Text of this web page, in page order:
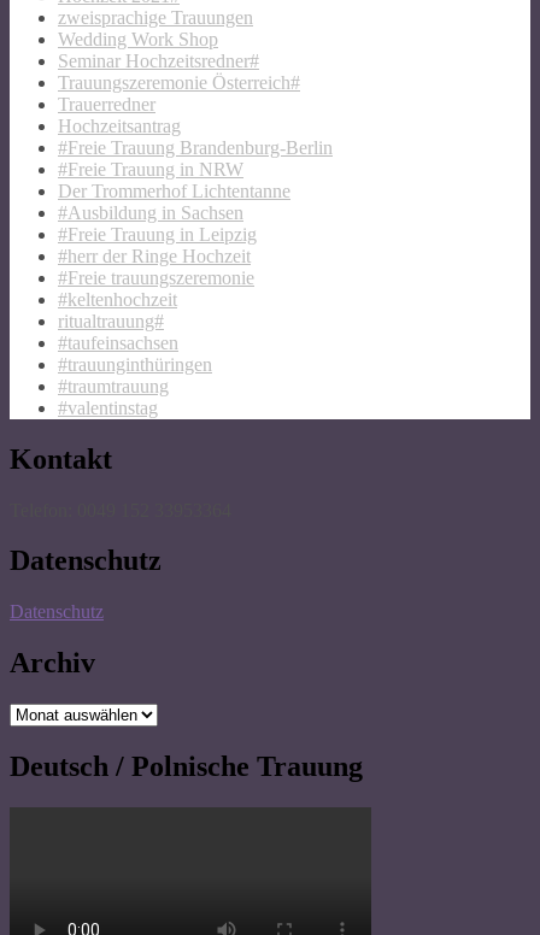
zweisprachige Trauungen
Wedding Work Shop
Seminar Hochzeitsredner#
Trauungszeremonie Österreich#
Trauerredner
Hochzeitsantrag
#Freie Trauung Brandenburg-Berlin
#Freie Trauung in NRW
Der Trommerhof Lichtentanne
#Ausbildung in Sachsen
#Freie Trauung in Leipzig
#herr der Ringe Hochzeit
#Freie trauungszeremonie
#keltenhochzeit
ritualtrauung#
#taufeinsachsen
#trauunginthüringen
#traumtrauung
#valentinstag
Kontakt
Datenschutz
Datenschutz
Archiv
Archiv
Deutsch / Polnische Trauung